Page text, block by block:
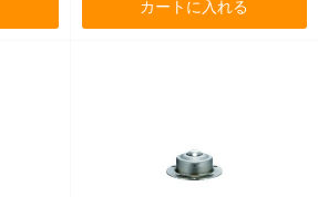
カートに入れる